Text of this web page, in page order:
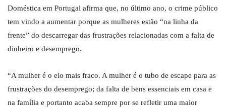
Doméstica em Portugal afirma que, no último ano, o crime público
tem vindo a aumentar porque as mulheres estão “na linha da
frente” do descarregar das frustrações relacionadas com a falta de
dinheiro e desemprego.
“A mulher é o elo mais fraco. A mulher é o tubo de escape para as
frustrações do desemprego; da falta de bens essenciais em casa e
na família e portanto acaba sempre por se refletir uma maior